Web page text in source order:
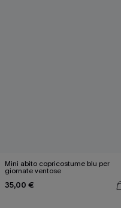
Mini abito copricostume blu per
giornate ventose
35,00 €